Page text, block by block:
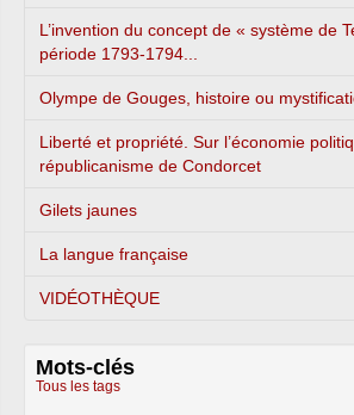
L’invention du concept de « système de
période 1793-1794...
Olympe de Gouges, histoire ou
Liberté et propriété. Sur l’économie
républicanisme de Condorcet
Gilets jaunes
La langue française
VIDÉOTHÈQUE
Mots-clés
Tous les tags